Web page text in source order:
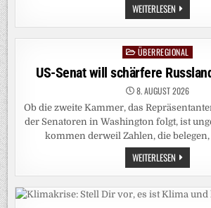
WEITERLESEN KOLUMBIEN:
HARTE
HAND
STATT
TOTALER
FRIEDEN
Posted
in
ÜBERREGIONAL
US-Senat will schärfere
8. AUGUST 2026
Ob die zweite Kammer, das
der Senatoren in Washington folgt, ist
kommen derweil Zahlen, die
WEITERLESEN US-
SENAT
WILL